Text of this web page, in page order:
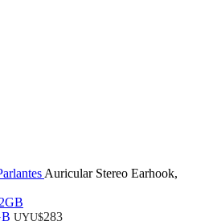
Auricular Stereo Earhook,
UYU$283